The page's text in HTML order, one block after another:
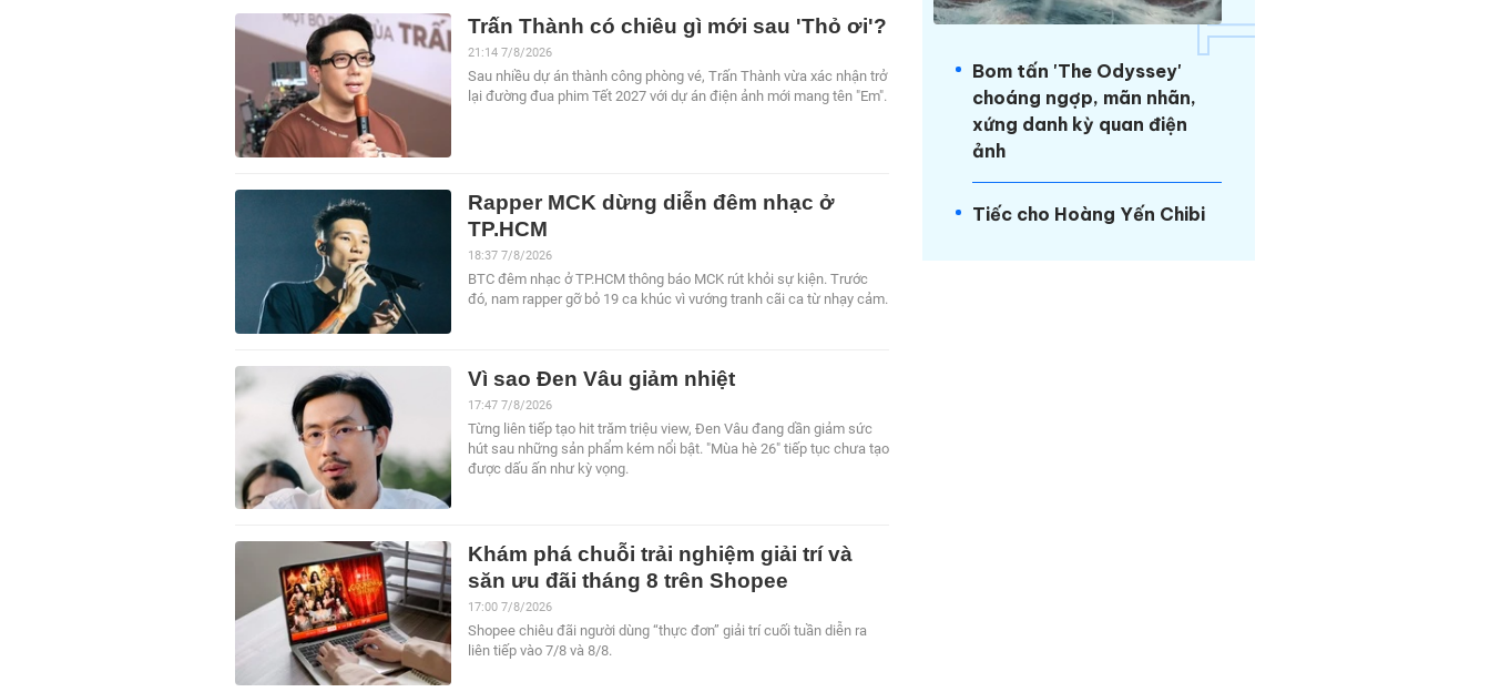
Trấn Thành có chiêu gì mới sau 'Thỏ ơi'?
21:14 7/8/2026
Sau nhiều dự án thành công phòng vé, Trấn Thành vừa xác nhận trở
lại đường đua phim Tết 2027 với dự án điện ảnh mới mang tên "Em".
Rapper MCK dừng diễn đêm nhạc ở
TP.HCM
18:37 7/8/2026
BTC đêm nhạc ở TP.HCM thông báo MCK rút khỏi sự kiện. Trước
đó, nam rapper gỡ bỏ 19 ca khúc vì vướng tranh cãi ca từ nhạy cảm.
Vì sao Đen Vâu giảm nhiệt
17:47 7/8/2026
Từng liên tiếp tạo hit trăm triệu view, Đen Vâu đang dần giảm sức
hút sau những sản phẩm kém nổi bật. "Mùa hè 26" tiếp tục chưa tạo
được dấu ấn như kỳ vọng.
Khám phá chuỗi trải nghiệm giải trí và
săn ưu đãi tháng 8 trên Shopee
17:00 7/8/2026
Shopee chiêu đãi người dùng “thực đơn” giải trí cuối tuần diễn ra
liên tiếp vào 7/8 và 8/8.
Bom tấn 'The Odyssey'
choáng ngợp, mãn nhãn,
xứng danh kỳ quan điện
ảnh
Tiếc cho Hoàng Yến Chibi